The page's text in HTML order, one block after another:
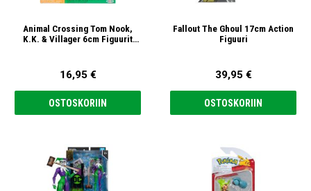
Animal Crossing Tom Nook,
K.K. & Villager 6cm Figuurit
16,95 €
OSTOSKORIIN
Fallout The Ghoul 17cm Action
Figuuri
39,95 €
OSTOSKORIIN